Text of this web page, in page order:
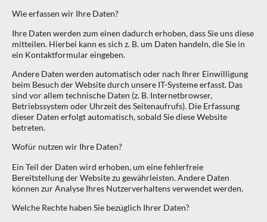
Wie erfassen wir Ihre Daten?
Ihre Daten werden zum einen dadurch erhoben, dass Sie uns diese
mitteilen. Hierbei kann es sich z. B. um Daten handeln, die Sie in
ein Kontaktformular eingeben.
Andere Daten werden automatisch oder nach Ihrer Einwilligung
beim Besuch der Website durch unsere IT-Systeme erfasst. Das
sind vor allem technische Daten (z. B. Internetbrowser,
Betriebssystem oder Uhrzeit des Seitenaufrufs). Die Erfassung
dieser Daten erfolgt automatisch, sobald Sie diese Website
betreten.
Wofür nutzen wir Ihre Daten?
Ein Teil der Daten wird erhoben, um eine fehlerfreie
Bereitstellung der Website zu gewährleisten. Andere Daten
können zur Analyse Ihres Nutzerverhaltens verwendet werden.
Welche Rechte haben Sie bezüglich Ihrer Daten?